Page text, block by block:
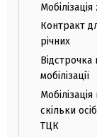
Контракт
річних
Відстрочка
мобілізації
Мобілізація
скільки
ТЦК